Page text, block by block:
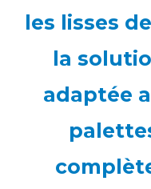
les lisses
la
adaptée